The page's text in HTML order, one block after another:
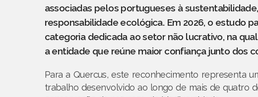
associadas pelos portugueses à
responsabilidade ecológica. Em 2026, o estudo
categoria dedicada ao setor não lucrativo, na
a entidade que reúne maior confiança junto dos
Para a Quercus, este reconhecimento representa
trabalho desenvolvido ao longo de mais de quatro